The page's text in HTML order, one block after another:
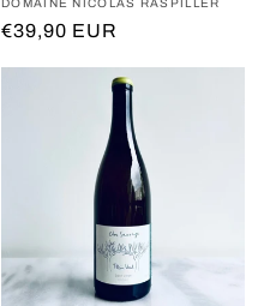
Vendor:
DOMAINE NICOLAS RASPILLER
Regular
€39,90 EUR